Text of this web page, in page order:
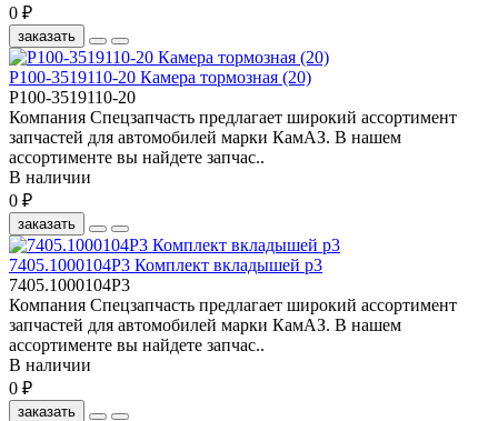
0 ₽
заказать
Р100-3519110-20 Камера тормозная (20)
Р100-3519110-20
Компания Спецзапчасть предлагает широкий ассортимент
запчастей для автомобилей марки КамАЗ. В нашем
ассортименте вы найдете запчас..
В наличии
0 ₽
заказать
7405.1000104Р3 Комплект вкладышей р3
7405.1000104Р3
Компания Спецзапчасть предлагает широкий ассортимент
запчастей для автомобилей марки КамАЗ. В нашем
ассортименте вы найдете запчас..
В наличии
0 ₽
заказать